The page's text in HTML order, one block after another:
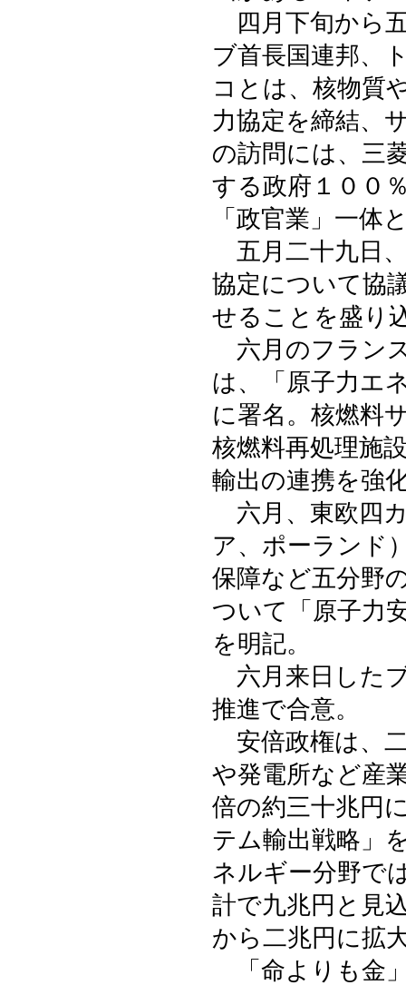
四月下旬から
ブ首長国連邦、
コとは、核物質
力協定を締結、
の訪問には、三
する政府１００
「政官業」一体
五月二十九日
協定について協
せることを盛り
六月のフラン
は、「原子力エ
に署名。核燃料
核燃料再処理施
輸出の連携を強
六月、東欧四
ア、ポーランド
保障など五分野
ついて「原子力
を明記。
六月来日した
推進で合意。
安倍政権は、
や発電所など産
倍の約三十兆円
テム輸出戦略」
ネルギー分野で
計で九兆円と見
から二兆円に拡
「命よりも金